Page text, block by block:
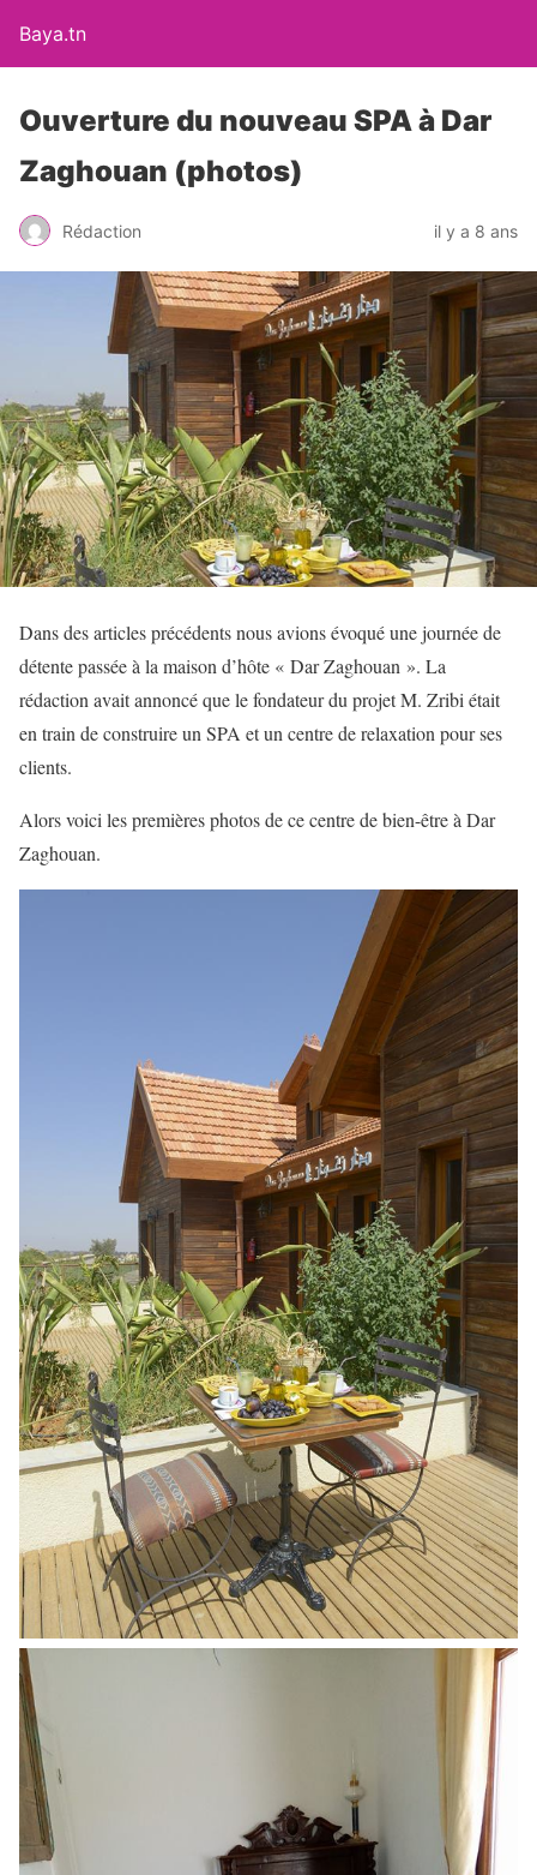
Baya.tn
Ouverture du nouveau SPA à Dar
Zaghouan (photos)
Rédaction il y a 8 ans
Dans des articles précédents nous avions évoqué une journée de
détente passée à la maison d’hôte « Dar Zaghouan ». La
rédaction avait annoncé que le fondateur du projet M. Zribi était
en train de construire un SPA et un centre de relaxation pour ses
clients.
Alors voici les premières photos de ce centre de bien-être à Dar
Zaghouan.